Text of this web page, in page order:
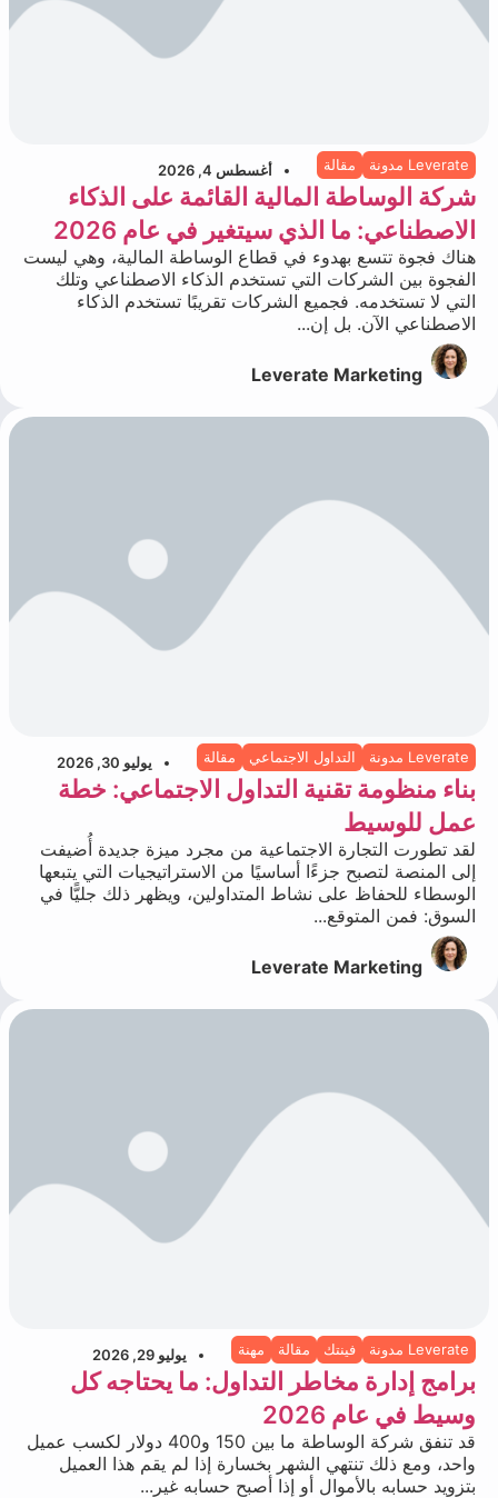
Leverate مدونة مقالة أغسطس 4, 2026
شركة الوساطة المالية القائمة على الذكاء
الاصطناعي: ما الذي سيتغير في عام 2026
هناك فجوة تتسع بهدوء في قطاع الوساطة المالية، وهي ليست
الفجوة بين الشركات التي تستخدم الذكاء الاصطناعي وتلك
التي لا تستخدمه. فجميع الشركات تقريبًا تستخدم الذكاء
الاصطناعي الآن. بل إن...
Leverate Marketing
Leverate مدونة التداول الاجتماعي مقالة يوليو 30, 2026
بناء منظومة تقنية التداول الاجتماعي: خطة
عمل للوسيط
لقد تطورت التجارة الاجتماعية من مجرد ميزة جديدة أُضيفت
إلى المنصة لتصبح جزءًا أساسيًا من الاستراتيجيات التي يتبعها
الوسطاء للحفاظ على نشاط المتداولين، ويظهر ذلك جليًّا في
السوق: فمن المتوقع...
Leverate Marketing
Leverate مدونة فينتك مقالة مهنة يوليو 29, 2026
برامج إدارة مخاطر التداول: ما يحتاجه كل
وسيط في عام 2026
قد تنفق شركة الوساطة ما بين 150 و400 دولار لكسب عميل
واحد، ومع ذلك تنتهي الشهر بخسارة إذا لم يقم هذا العميل
بتزويد حسابه بالأموال أو إذا أصبح حسابه غير...